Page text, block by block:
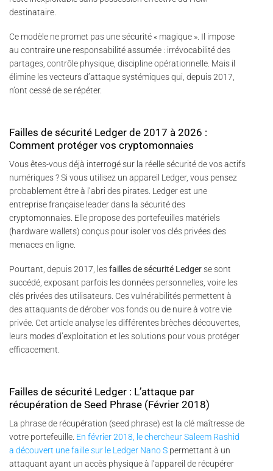
destinataire.
Ce modèle ne promet pas une sécurité « magique ». Il impose
au contraire une responsabilité assumée : irrévocabilité des
partages, contrôle physique, discipline opérationnelle. Mais il
élimine les vecteurs d’attaque systémiques qui, depuis 2017,
n’ont cessé de se répéter.
Failles de sécurité Ledger de 2017 à 2026 :
Comment protéger vos cryptomonnaies
Vous êtes-vous déjà interrogé sur la réelle sécurité de vos actifs
numériques ? Si vous utilisez un appareil Ledger, vous pensez
probablement être à l’abri des pirates. Ledger est une
entreprise française leader dans la sécurité des
cryptomonnaies. Elle propose des portefeuilles matériels
(hardware wallets) conçus pour isoler vos clés privées des
menaces en ligne.
Pourtant, depuis 2017, lesfailles de sécurité Ledgerse sont
succédé, exposant parfois les données personnelles, voire les
clés privées des utilisateurs. Ces vulnérabilités permettent à
des attaquants de dérober vos fonds ou de nuire à votre vie
privée. Cet article analyse les différentes brèches découvertes,
leurs modes d’exploitation et les solutions pour vous protéger
efficacement.
Failles de sécurité Ledger : L’attaque par
récupération de Seed Phrase (Février 2018)
La phrase de récupération (seed phrase) est la clé maîtresse de
votre portefeuille. En février 2018, le chercheur Saleem Rashid
a découvert une faille sur le Ledger Nano S permettant à un
attaquant ayant un accès physique à l’appareil de récupérer